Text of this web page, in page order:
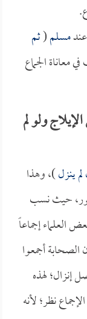
مسلم(ثم
معاناة الجماع
ولو لم
ينزل)، وهذا
حيث نسب
العلماء إجماعاً
الصحابة أجمعوا
إنزال؛ لهذه
نظر؛ لأنه